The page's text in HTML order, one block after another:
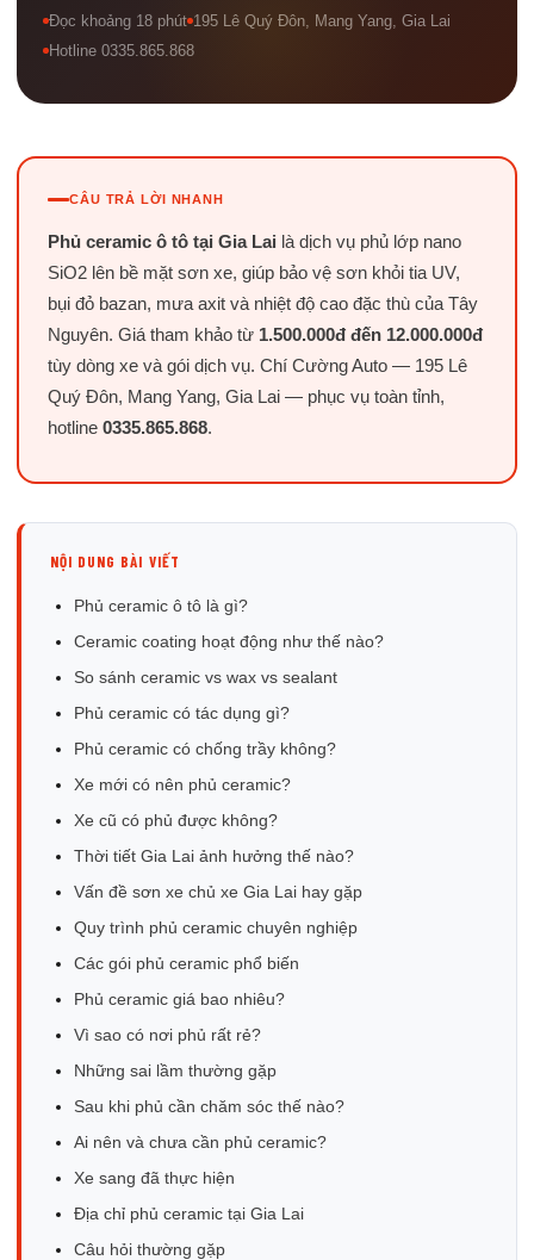
Đọc khoảng 18 phút 195 Lê Quý Đôn, Mang Yang, Gia Lai
Hotline 0335.865.868
CÂU TRẢ LỜI NHANH
Phủ ceramic ô tô tại Gia Lai là dịch vụ phủ lớp nano
SiO2 lên bề mặt sơn xe, giúp bảo vệ sơn khỏi tia UV,
bụi đỏ bazan, mưa axit và nhiệt độ cao đặc thù của Tây
Nguyên. Giá tham khảo từ 1.500.000đ đến 12.000.000đ
tùy dòng xe và gói dịch vụ. Chí Cường Auto — 195 Lê
Quý Đôn, Mang Yang, Gia Lai — phục vụ toàn tỉnh,
hotline 0335.865.868.
NỘI DUNG BÀI VIẾT
Phủ ceramic ô tô là gì?
Ceramic coating hoạt động như thế nào?
So sánh ceramic vs wax vs sealant
Phủ ceramic có tác dụng gì?
Phủ ceramic có chống trầy không?
Xe mới có nên phủ ceramic?
Xe cũ có phủ được không?
Thời tiết Gia Lai ảnh hưởng thế nào?
Vấn đề sơn xe chủ xe Gia Lai hay gặp
Quy trình phủ ceramic chuyên nghiệp
Các gói phủ ceramic phổ biến
Phủ ceramic giá bao nhiêu?
Vì sao có nơi phủ rất rẻ?
Những sai lầm thường gặp
Sau khi phủ cần chăm sóc thế nào?
Ai nên và chưa cần phủ ceramic?
Xe sang đã thực hiện
Địa chỉ phủ ceramic tại Gia Lai
Câu hỏi thường gặp